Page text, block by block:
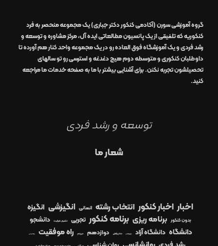
گروه آموزشی سورن (آکادمی کنکور دکتر جباری)یک مجموعه منحصر به فرد
کنکوریه که تلفیقی از یکپانسیون مطالعاتیایده آل،مرکز مشاوره و توسعه و
رشدفردیو یکآموزشگاهفوق العادهرو دریک مجموعه واحدکنار هم آورده تا
داوطلبان کنکوری و متوسطه دوم هیچ دغدغه و استرسی رو تو سالهای
تحصیلشون تجربه نکنن. برای آشنایی بیشتر با ما به صفحهخدمات مامراجعه
کنید.
توسعه و رشد فردی
شعار ما
اخبار اخبار کنکور انتخاب رشته انسانی انگیزشی انگیزه
بدون کنکور برنامه ریزی برنامه کنکور تجربی تکمیل ظرفیت دانشجو
دانشگاه دانشگاه آزاد دبیرستان دندانپزشکی دوازدهم دیپلم راه موفقیت رشته انسانی